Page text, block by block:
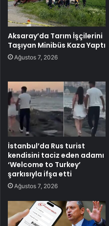
Aksaray’da Tarım İşçilerini
Taşıyan Minibüs Kaza Yaptı
Ağustos 7, 2026
İstanbul’da Rus turist
kendisini taciz eden adamı
‘Welcome to Turkey’
şarkısıyla ifşa etti
Ağustos 7, 2026